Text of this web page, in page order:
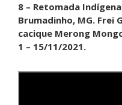
8 – Retomada
Brumadinho, MG. Frei
cacique Merong
1 – 15/11/2021.